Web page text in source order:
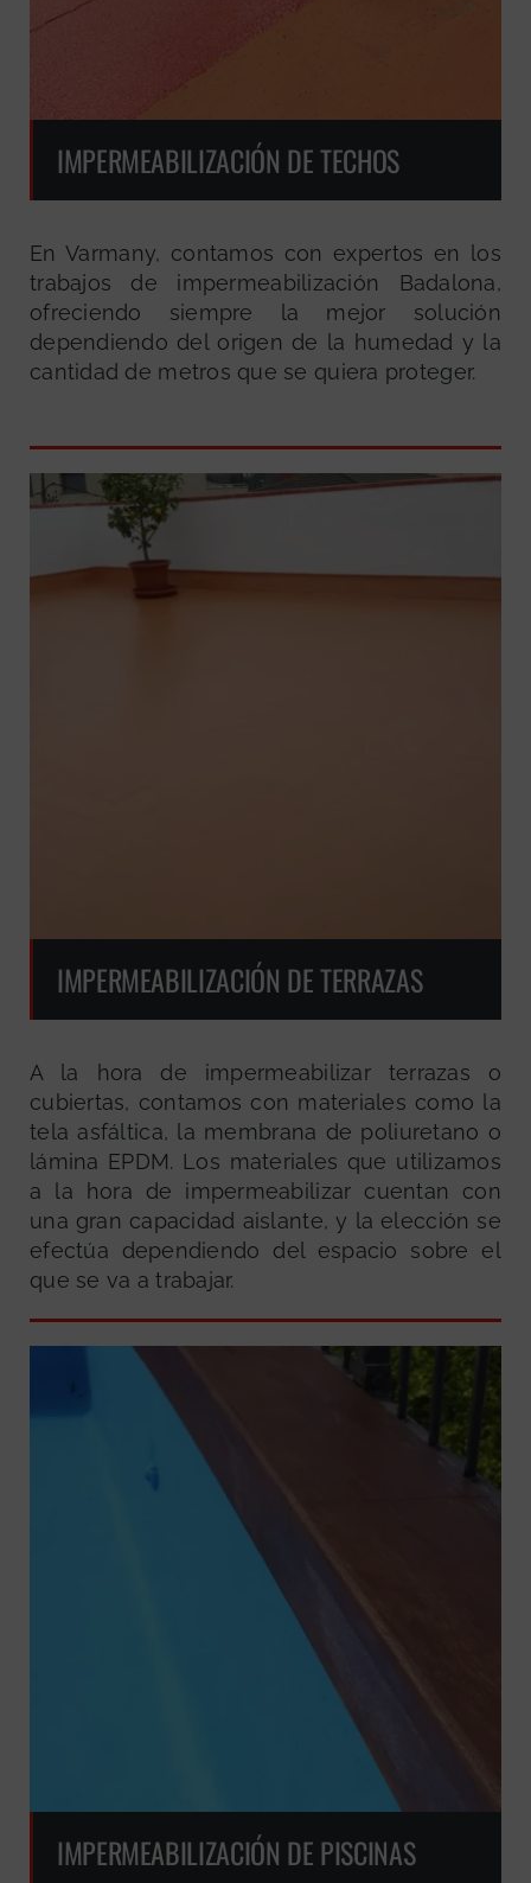
IMPERMEABILIZACIÓN DE TECHOS
En Varmany, contamos con expertos en los
trabajos de impermeabilización Badalona,
ofreciendo siempre la mejor solución
dependiendo del origen de la humedad y la
cantidad de metros que se quiera proteger.
IMPERMEABILIZACIÓN DE TERRAZAS
A la hora de impermeabilizar terrazas o
cubiertas, contamos con materiales como la
tela asfáltica, la membrana de poliuretano o
lámina EPDM. Los materiales que utilizamos
a la hora de impermeabilizar cuentan con
una gran capacidad aislante, y la elección se
efectúa dependiendo del espacio sobre el
que se va a trabajar.
IMPERMEABILIZACIÓN DE PISCINAS